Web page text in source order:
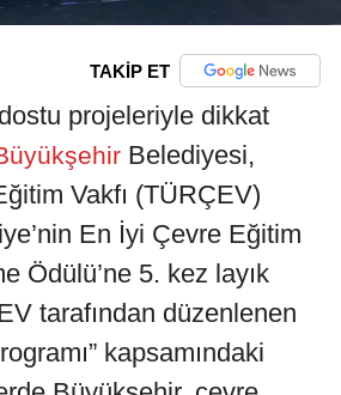
TAKİP ET
projeleriyle dikkat
Belediyesi,
Vakfı (TÜRÇEV)
En İyi Çevre Eğitim
Ödülü’ne 5. kez layık
tarafından düzenlenen
kapsamındaki